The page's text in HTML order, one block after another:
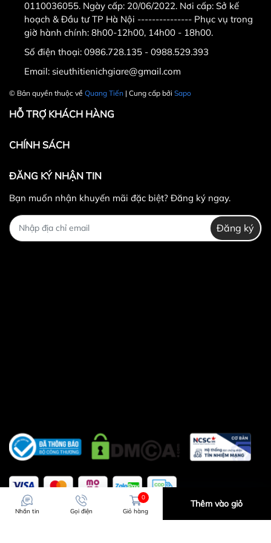
không lo gỉ sét, chắc chắn, không sợ biến
dạng.
Công suất 172W tiết kiệm điện.
- Địa chỉ : số 11 ngõ 279 ngách 279/39 đường
Hoàng Mai,quận Hoàng Mai,Hà Nội ( nếu có
thao Quang Tiến " .
- Email : sieuthitienichgiare@gmail.com
0110036055. Ngày cấp: 20/06/2022. Nơi cấp: Sở kế
hoạch & Đầu tư TP Hà Nội --------------- Phục vụ trong
giờ hành chính: 8h00-12h00, 14h00 - 18h00.
Số điện thoại: 0986.728.135 - 0988.529.393
Email: sieuthitienichgiare@gmail.com
© Bản quyền thuộc về Quang Tiến | Cung cấp bởi Sapo
HỖ TRỢ KHÁCH HÀNG
CHÍNH SÁCH
ĐĂNG KÝ NHẬN TIN
Bạn muốn nhận khuyến mãi đặc biệt? Đăng ký ngay.
Đăng ký
Nhắn tin Gọi điện
0
Giỏ hàng
Thêm vào giỏ